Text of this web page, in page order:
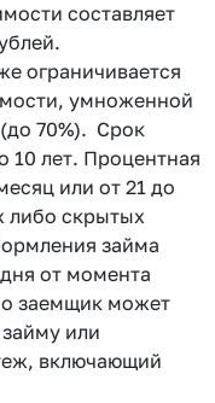
составляет
ограничивается
умноженной
70%). Срок
10 лет. Процентная
или от 21 до
либо скрытых
займа
от момента
заемщик может
или
включающий